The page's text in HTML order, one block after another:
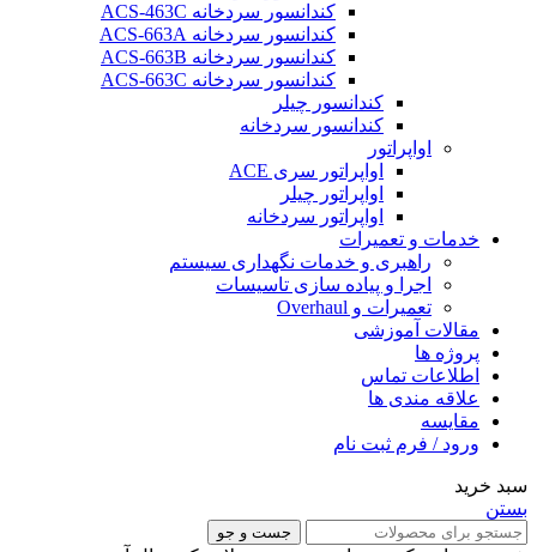
کندانسور سردخانه ACS-463C
کندانسور سردخانه ACS-663A
کندانسور سردخانه ACS-663B
کندانسور سردخانه ACS-663C
کندانسور چیلر
کندانسور سردخانه
اواپراتور
اواپراتور سری ACE
اواپراتور چیلر
اواپراتور سردخانه
خدمات و تعمیرات
راهبری و خدمات نگهداری سیستم
اجرا و پیاده سازی تاسیسات
تعمیرات و Overhaul
مقالات آموزشی
پروژه ها
اطلاعات تماس
علاقه مندی ها
مقایسه
ورود / فرم ثبت نام
سبد خرید
بستن
جست و جو